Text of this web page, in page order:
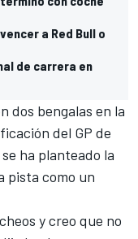
a Red Bull o
de carrera en
dos bengalas en la
del GP de
ha planteado la
pista como un
y creo que no